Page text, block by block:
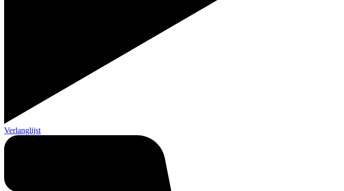
Verlanglijst